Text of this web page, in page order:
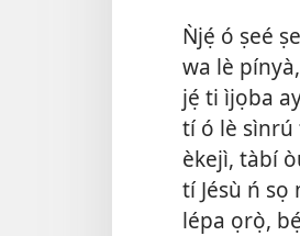
Ǹjẹ́ ó ṣeé
wa lè
jẹ́ ti ìjọba
tí ó lè
èkejì, tàbí
tí Jésù ń
lépa ọrọ̀,